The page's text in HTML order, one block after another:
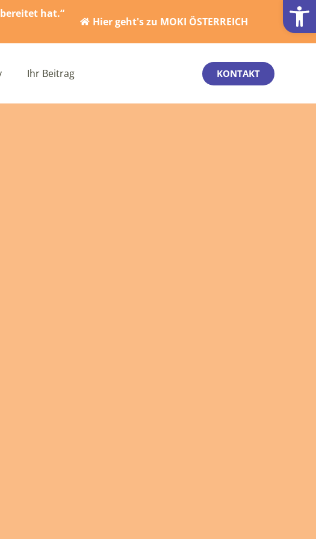
hat.“
Hier geht's zu MOKI ÖSTERREICH
Ihr Beitrag KONTAKT